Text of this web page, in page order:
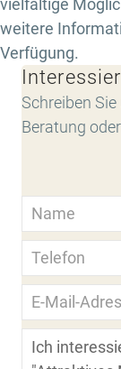
vielfältige
weitere
Verfügung.
Schreiben
Beratung